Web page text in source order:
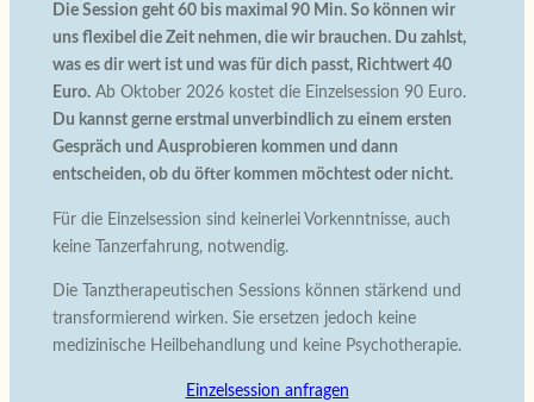
Die Session geht 60 bis maximal 90 Min. So können wir
uns flexibel die Zeit nehmen, die wir brauchen. Du zahlst,
was es dir wert ist und was für dich passt, Richtwert 40
Euro. Ab Oktober 2026 kostet die Einzelsession 90 Euro.
Du kannst gerne erstmal unverbindlich zu einem ersten
Gespräch und Ausprobieren kommen und dann
entscheiden, ob du öfter kommen möchtest oder nicht.
Für die Einzelsession sind keinerlei Vorkenntnisse, auch
keine Tanzerfahrung, notwendig.
Die Tanztherapeutischen Sessions können stärkend und
transformierend wirken. Sie ersetzen jedoch keine
medizinische Heilbehandlung und keine Psychotherapie.
Einzelsession anfragen